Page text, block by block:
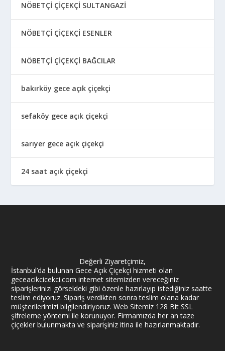
NÖBETÇİ ÇİÇEKÇİ SULTANGAZİ
NÖBETÇİ ÇİÇEKÇİ ESENLER
NÖBETÇİ ÇİÇEKÇİ BAĞCILAR
bakırköy gece açık çiçekçi
sefaköy gece açık çiçekçi
sarıyer gece açık çiçekçi
24 saat açık çiçekçi
Değerli Ziyaretçimiz,
İstanbul’da bulunan Gece Açık Çiçekçi hizmeti olan
geceacikcicekci.com internet sitemizden vereceğiniz
siparişlerinizi görseldeki gibi özenle hazırlayıp istediğiniz saatte
teslim ediyoruz. Sipariş verdikten sonra teslim olana kadar
müşterilerimizi bilgilendiriyoruz. Web Sitemiz 128 Bit SSL
şifreleme yöntemi ile korunuyor. Firmamızda her an taze
çiçekler bulunmakta ve siparişiniz itina ile hazırlanmaktadır.